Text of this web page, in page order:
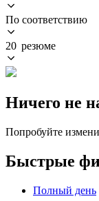
По соответствию
20 резюме
Ничего не
Попробуйте
Быстрые
Полный день